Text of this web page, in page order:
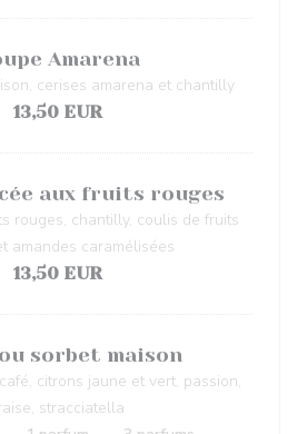
Amarena
cerises amarena et chantilly
13,50 EUR
aux fruits rouges
rouges, chantilly, coulis de fruits
amandes caramélisées
13,50 EUR
sorbet maison
citrons jaune et vert, passion,
stracciatella